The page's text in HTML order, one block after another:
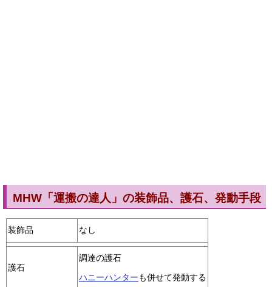
MHW「運搬の達人」の装飾品、護石、発動手段
装飾品 なし
護石
調達の護石
ハニーハンター も併せて発動する